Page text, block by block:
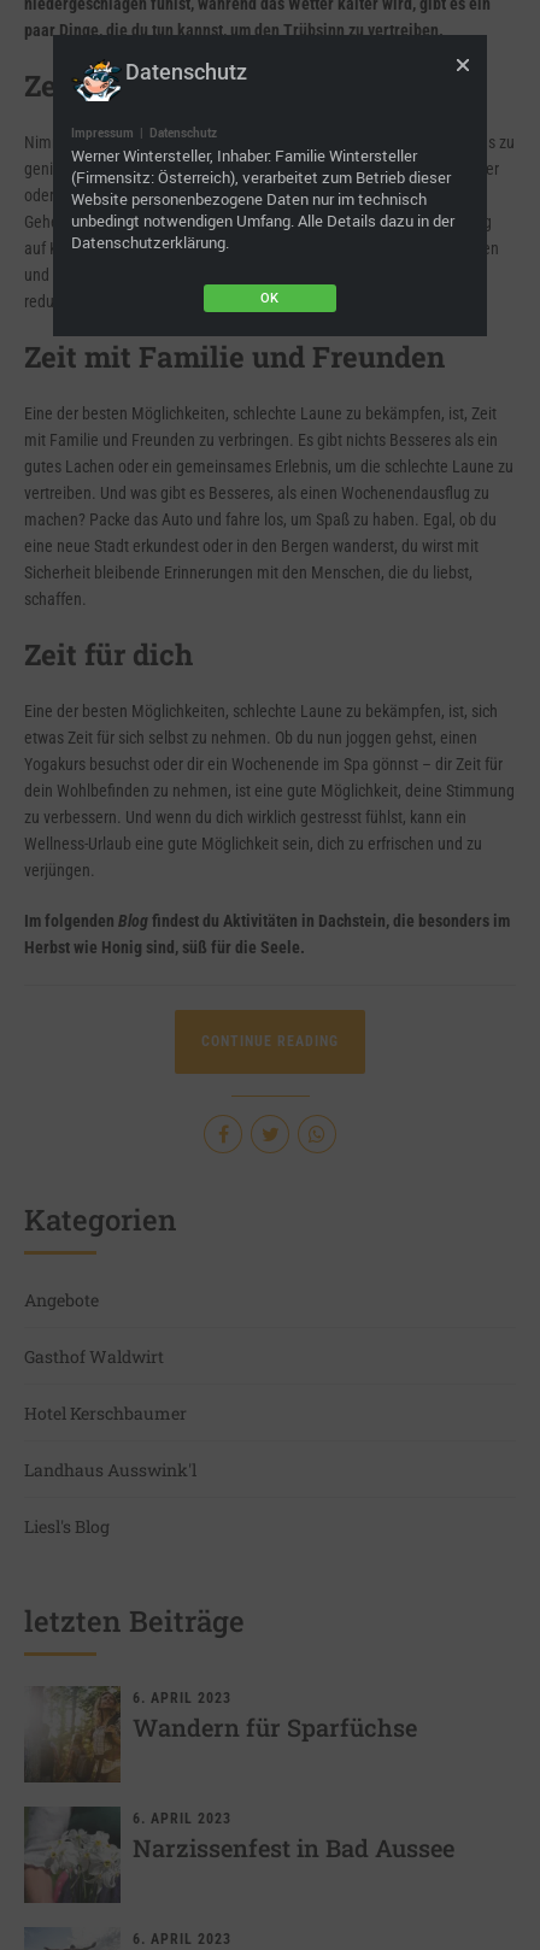
paar Dinge, die du tun kannst, um den Trübsinn zu vertreiben.
Zeit im Freien
Nimm dir erstens etwas Zeit, um die natürliche Schönheit des Herbstes zu
genießen. Geh im Wald spazieren und genieße die wechselnden Blätter
oder mach einen Ausflug zu einem Kürbisfeld in der Nähe. Es ist kein
Geheimnis, dass ein Aufenthalt in der Natur eine beruhigende Wirkung
auf Körper und Geist hat. Schon ein paar Minuten inmitten von Bäumen
und Grün können helfen, den Blutdruck zu senken, den Stresspegel zu
reduzieren und die Stimmung zu verbessern.
Zeit mit Familie und Freunden
Eine der besten Möglichkeiten, schlechte Laune zu bekämpfen, ist, Zeit
mit Familie und Freunden zu verbringen. Es gibt nichts Besseres als ein
gutes Lachen oder ein gemeinsames Erlebnis, um die schlechte Laune zu
vertreiben. Und was gibt es Besseres, als einen Wochenendausflug zu
machen? Packe das Auto und fahre los, um Spaß zu haben. Egal, ob du
eine neue Stadt erkundest oder in den Bergen wanderst, du wirst mit
Sicherheit bleibende Erinnerungen mit den Menschen, die du liebst,
schaffen.
Zeit für dich
Eine der besten Möglichkeiten, schlechte Laune zu bekämpfen, ist, sich
etwas Zeit für sich selbst zu nehmen. Ob du nun joggen gehst, einen
Yogakurs besuchst oder dir ein Wochenende im Spa gönnst – dir Zeit für
dein Wohlbefinden zu nehmen, ist eine gute Möglichkeit, deine Stimmung
zu verbessern. Und wenn du dich wirklich gestresst fühlst, kann ein
Wellness-Urlaub eine gute Möglichkeit sein, dich zu erfrischen und zu
verjüngen.
Im folgenden Blogfindest du Aktivitäten in Dachstein, die besonders im
Herbst wie Honig sind, süß für die Seele.
CONTINUE READING
Kategorien
Angebote
Gasthof Waldwirt
Hotel Kerschbaumer
Landhaus Ausswink'l
Liesl's Blog
letzten Beiträge
6. APRIL 2023
Wandern für Sparfüchse
6. APRIL 2023
Narzissenfest in Bad Aussee
6. APRIL 2023
Datenschutz
Impressum | Datenschutz
Werner Wintersteller, Inhaber: Familie Wintersteller
(Firmensitz: Österreich), verarbeitet zum Betrieb dieser
Website personenbezogene Daten nur im technisch
unbedingt notwendigen Umfang. Alle Details dazu in der
Datenschutzerklärung.
OK